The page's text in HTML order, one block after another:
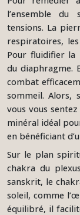
l’ensemble
tensions. La
respiratoires,
Pour fluidifier la
du diaphragme.
combat
sommeil. Alors,
vous vous
minéral idéal
en bénéficiant
Sur le plan
chakra du
sanskrit, le
soleil, comme
équilibré, il